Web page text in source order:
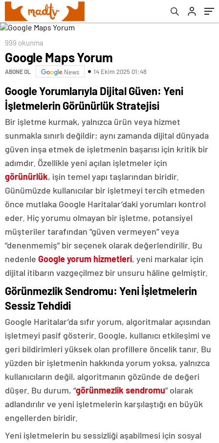
999 okunma
Google Maps Yorum
ABONE OL News 14 Ekim 2025 01:48
Google Yorumlarıyla Dijital Güven: Yeni
İşletmelerin Görünürlük Stratejisi
Bir işletme kurmak, yalnızca ürün veya hizmet
sunmakla sınırlı değildir; aynı zamanda dijital dünyada
güven inşa etmek de işletmenin başarısı için kritik bir
adımdır. Özellikle yeni açılan işletmeler için
görünürlük, işin temel yapı taşlarından biridir.
Günümüzde kullanıcılar bir işletmeyi tercih etmeden
önce mutlaka Google Haritalar’daki yorumları kontrol
eder. Hiç yorumu olmayan bir işletme, potansiyel
müşteriler tarafından “güven vermeyen” veya
“denenmemiş” bir seçenek olarak değerlendirilir. Bu
nedenle Google yorum hizmetleri, yeni markalar için
dijital itibarın vazgeçilmez bir unsuru hâline gelmiştir.
Görünmezlik Sendromu: Yeni İşletmelerin
Sessiz Tehdidi
Google Haritalar’da sıfır yorum, algoritmalar açısından
işletmeyi pasif gösterir. Google, kullanıcı etkileşimi ve
geri bildirimleri yüksek olan profillere öncelik tanır. Bu
yüzden bir işletmenin hakkında yorum yoksa, yalnızca
kullanıcıların değil, algoritmanın gözünde de değeri
düşer. Bu durum, “görünmezlik sendromu” olarak
adlandırılır ve yeni işletmelerin karşılaştığı en büyük
engellerden biridir.
Yeni işletmelerin bu sessizliği aşabilmesi için sosyal